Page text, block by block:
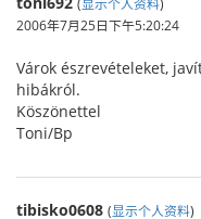
2006年7月25日下午5:20:24
Várok észrevételeket,
hibákról.
Köszönettel
Toni/Bp
tibisko0608 (显示个人资料)